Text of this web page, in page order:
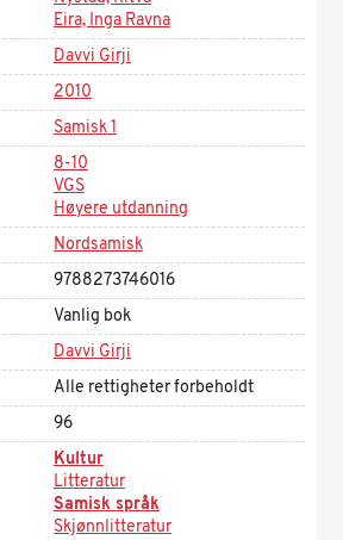
Eira, Inga Ravna
Davvi Girji
2010
Samisk 1
8-10
VGS
Høyere utdanning
Nordsamisk
9788273746016
Vanlig bok
Davvi Girji
Alle rettigheter forbeholdt
96
Kultur
Litteratur
Samisk språk
Skjønnlitteratur